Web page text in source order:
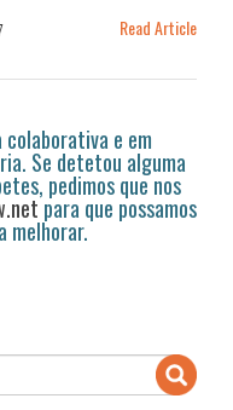
Read Article
colaborativa e em
Se detetou alguma
pedimos que nos
para que possamos
melhorar.